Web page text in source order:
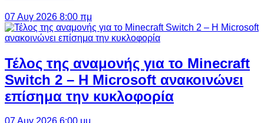
07 Αυγ 2026 8:00 πμ
Τέλος της αναμονής για το Minecraft
Switch 2 – Η Microsoft ανακοινώνει
επίσημα την κυκλοφορία